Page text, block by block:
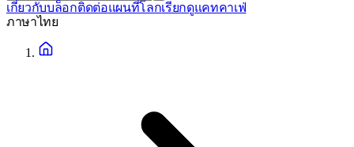
เกี่ยวกับบล็อกติดต่อแผนที่โลกเรียกดูแคทคาเฟ่
ภาษาไทย